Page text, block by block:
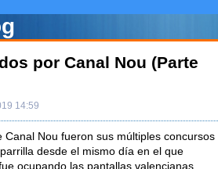
por Canal Nou (Parte
14:59
Canal Nou fueron sus múltiples concursos
desde el mismo día en el que
ocupando las pantallas valencianas